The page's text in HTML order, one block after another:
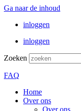
Ga naar de inhoud
inloggen
inloggen
Zoeken
FAQ
Home
Over ons
Over ons